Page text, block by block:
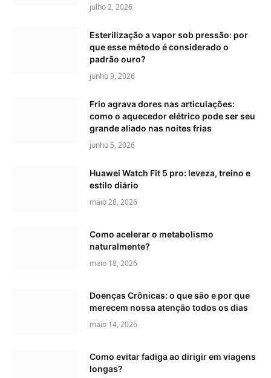
julho 2, 2026
Esterilização a vapor sob pressão: por
que esse método é considerado o
padrão ouro?
junho 9, 2026
Frio agrava dores nas articulações:
como o aquecedor elétrico pode ser seu
grande aliado nas noites frias
junho 5, 2026
Huawei Watch Fit 5 pro: leveza, treino e
estilo diário
maio 28, 2026
Como acelerar o metabolismo
naturalmente?
maio 18, 2026
Doenças Crônicas: o que são e por que
merecem nossa atenção todos os dias
maio 14, 2026
Como evitar fadiga ao dirigir em viagens
longas?